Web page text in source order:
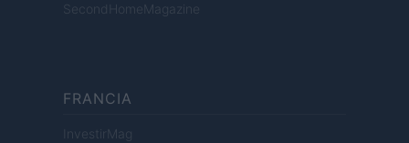
SecondHomeMagazine
FRANCIA
InvestirMag